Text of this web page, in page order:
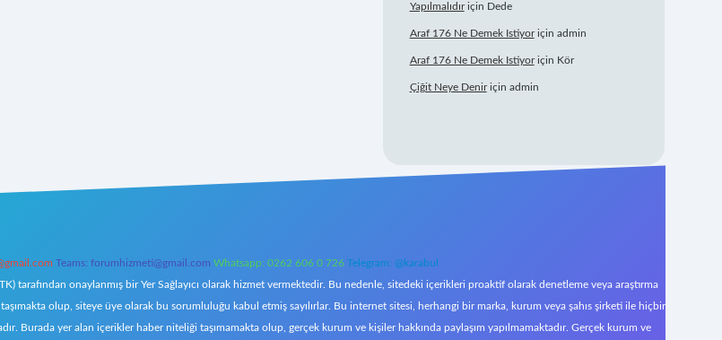
Yapılmalıdıriçin Dede
Araf 176 Ne Demek Istiyoriçin admin
Araf 176 Ne Demek Istiyoriçin Kör
Çiğit Neye Deniriçin admin
Teams: forumhizmeti@gmail.com Whatsapp: 0262 606 0 726 Telegram: @karabul
tarafından onaylanmış bir Yer Sağlayıcı olarak hizmet vermektedir. Bu nedenle, sitedeki içerikleri proaktif olarak denetleme veya araştırma
olup, siteye üye olarak bu sorumluluğu kabul etmiş sayılırlar. Bu internet sitesi, herhangi bir marka, kurum veya şahıs şirketi ile hiçbir
Burada yer alan içerikler haber niteliği taşımamakta olup, gerçek kurum ve kişiler hakkında paylaşım yapılmamaktadır. Gerçek kurum ve